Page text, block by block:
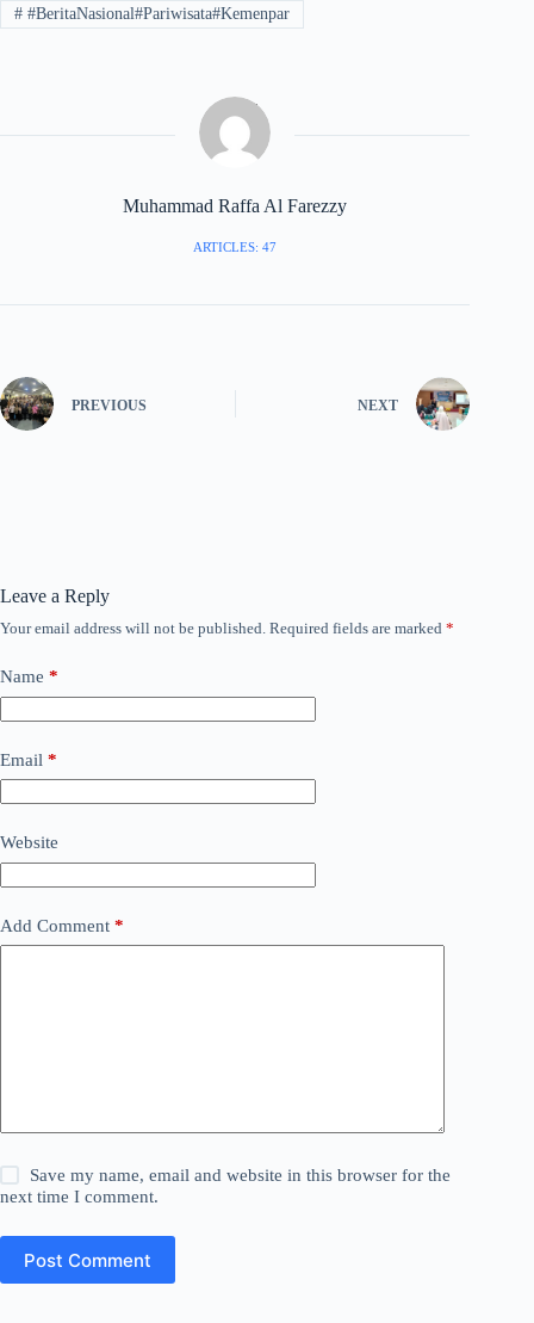
##BeritaNasional#Pariwisata#Kemenpar
Muhammad Raffa Al Farezzy
ARTICLES: 47
PREVIOUS NEXT
Leave a Reply
Your email address will not be published. Required fields are marked *
Name *
Email *
Website
Add Comment *
Save my name, email and website in this browser for the
next time I comment.
Post Comment